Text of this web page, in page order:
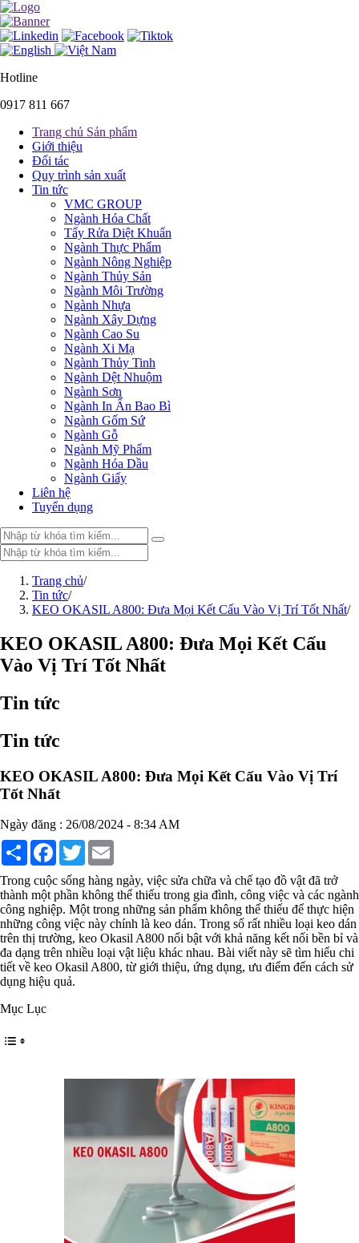
Hotline
0917 811 667
Trang chủ Sản phẩm
Giới thiệu
Đối tác
Quy trình sản xuất
Tin tức
VMC GROUP
Ngành Hóa Chất
Tẩy Rửa Diệt Khuẩn
Ngành Thực Phẩm
Ngành Nông Nghiệp
Ngành Thủy Sản
Ngành Môi Trường
Ngành Nhựa
Ngành Xây Dựng
Ngành Cao Su
Ngành Xi Mạ
Ngành Thủy Tinh
Ngành Dệt Nhuộm
Ngành Sơn
Ngành In Ấn Bao Bì
Ngành Gốm Sứ
Ngành Gỗ
Ngành Mỹ Phẩm
Ngành Hóa Dầu
Ngành Giấy
Liên hệ
Tuyển dụng
Trang chủ
Sản phẩm
PHỤ GIA THỰC PHẨM
Màu thực phẩm
Hương liệu thực phẩm
Chất phụ gia điều vị tạo ngọt
Chất phụ gia bún mì phở
Chất phụ gia bánh kẹo kem
Chất phụ gia nước mắm
Chất phụ gia rau củ quả
Chất phụ gia thạch rau câu
Chất phụ gia đậu hũ
HÓA CHẤT TẨY RỬA
Tẩy rửa công nghiệp
Tẩy rửa sinh hoạt
Tẩy rửa ô tô xe máy
Tẩy cáu cặn đường ống
Tẩy rửa khác
HÓA CHẤT THỦY SẢN
Hấp thụ khí độc Yucca
HÓA CHẤT XỬ LÝ NƯỚC
Xử lý nước hồ bơi
Xử lý nước sinh hoạt
Xử lý nước thải
Xử lý nước giếng khoan
Xử lý nước khác
DUNG MÔI CÔNG NGHIỆP
Pha sơn nước
Pha sơn epoxy
Pha sơn dầu
Trang chủ/
Tin tức/
KEO OKASIL A800: Đưa Mọi Kết Cấu Vào Vị Trí Tốt Nhất/
KEO OKASIL A800: Đưa Mọi Kết Cấu
Vào Vị Trí Tốt Nhất
Tin tức
Tin tức
KEO OKASIL A800: Đưa Mọi Kết Cấu Vào Vị Trí
Tốt Nhất
Ngày đăng : 26/08/2024 - 8:34 AM
Share Facebook
Twitter
Trong cuộc sống hàng ngày, việc sửa chữa và chế tạo đồ vật đã trở
thành một phần không thể thiếu trong gia đình, công việc và các ngành
công nghiệp. Một trong những sản phẩm không thể thiếu để thực hiện
những công việc này chính là keo dán. Trong số rất nhiều loại keo dán
trên thị trường, keo Okasil A800 nổi bật với khả năng kết nối bền bỉ và
đa dạng trên nhiều loại vật liệu khác nhau. Bài viết này sẽ tìm hiểu chi
tiết về keo Okasil A800, từ giới thiệu, ứng dụng, ưu điểm đến cách sử
dụng hiệu quả.
Mục Lục